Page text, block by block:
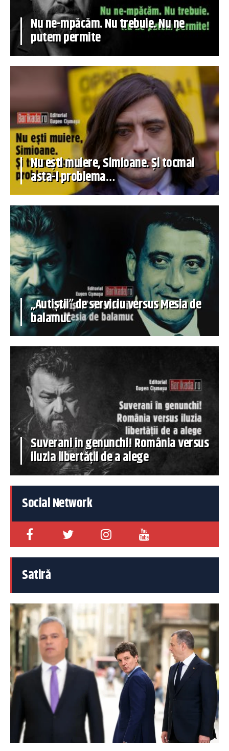
Nu ne-mpăcăm. Nu trebuie. Nu ne
putem permite
Nu ești muiere, Simioane. Și tocmai
asta-i problema…
„Autiștii” de serviciu versus Mesia de
balamuc
Suverani în genunchi! România versus
iluzia libertății de a alege
Social Network
Satiră